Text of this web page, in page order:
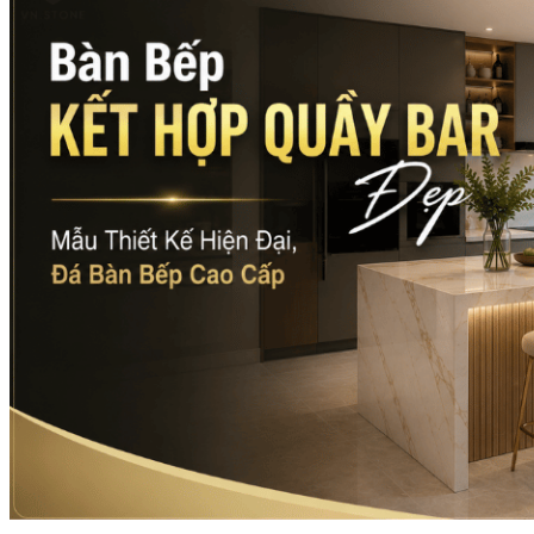
Đá Ốp Bếp Tự Nhiên
Tranh đá
Tranh Đá Marble Đối Xứng
Tranh Đá Thạch Anh Đối Xứng
Tranh Đá Sơn Thủy Xuyên Sáng
Tranh Đá Granite Đối Xứng
Tranh Đá Xuyên Sáng Onyx
Đá Bàn Bếp Cao Cấp
Đá Ốp Bếp Tự Nhiên